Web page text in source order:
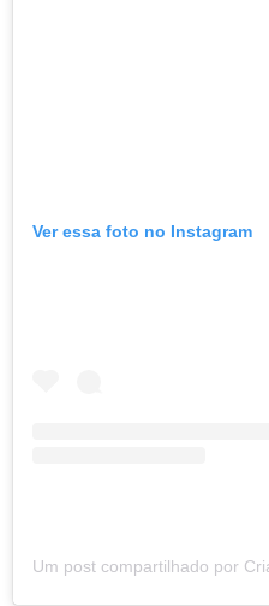
Ver essa foto no Instagram